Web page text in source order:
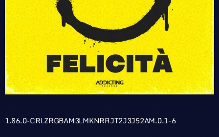
1.86.0-CRLZRGBAM3LMKNRRJT2J3J52AM.0.1-6